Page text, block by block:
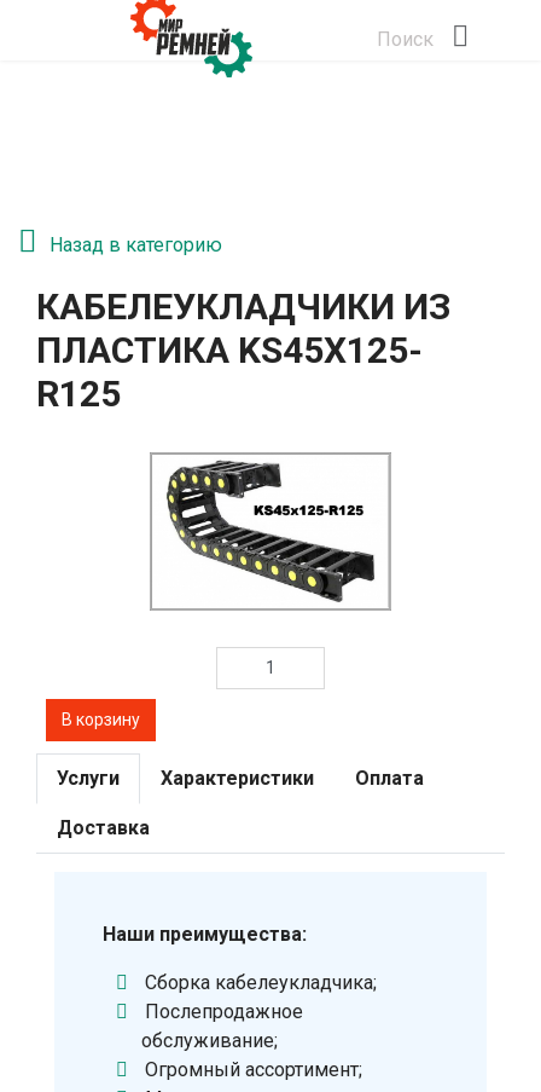
Поиск
Назад в категорию
КАБЕЛЕУКЛАДЧИКИ ИЗ
ПЛАСТИКА KS45Х125-
R125
Услуги Характеристики Оплата
Доставка
Наши преимущества:
Сборка кабелеукладчика;
Послепродажное
обслуживание;
Огромный ассортимент;